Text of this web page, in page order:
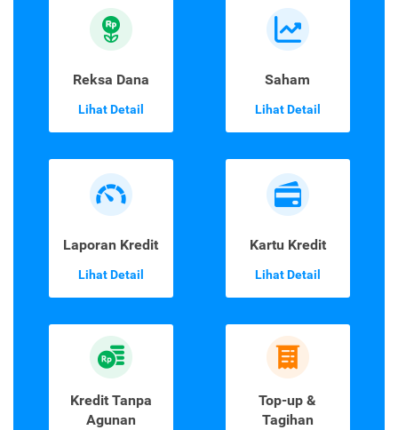
Reksa Dana
Lihat Detail
Saham
Lihat Detail
Laporan Kredit
Lihat Detail
Kartu Kredit
Lihat Detail
Kredit Tanpa
Agunan
Top-up &
Tagihan